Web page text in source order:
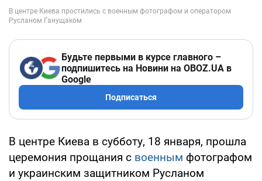
Будьте первыми в курсе главного –
подпишитесь на Новини на OBOZ.UA в
Google
Подписаться
В центре Киева в субботу, 18 января, прошла
церемония прощания с военным фотографом
и украинским защитником Русланом